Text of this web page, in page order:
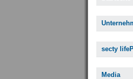
secty
Media